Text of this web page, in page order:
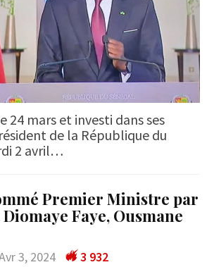
24 mars et investi dans ses
de la République du
2 avril…
Premier Ministre par
Faye, Ousmane
3, 2024
3 932